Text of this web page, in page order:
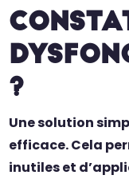
?
Une solution
efficace. Cela
inutiles et